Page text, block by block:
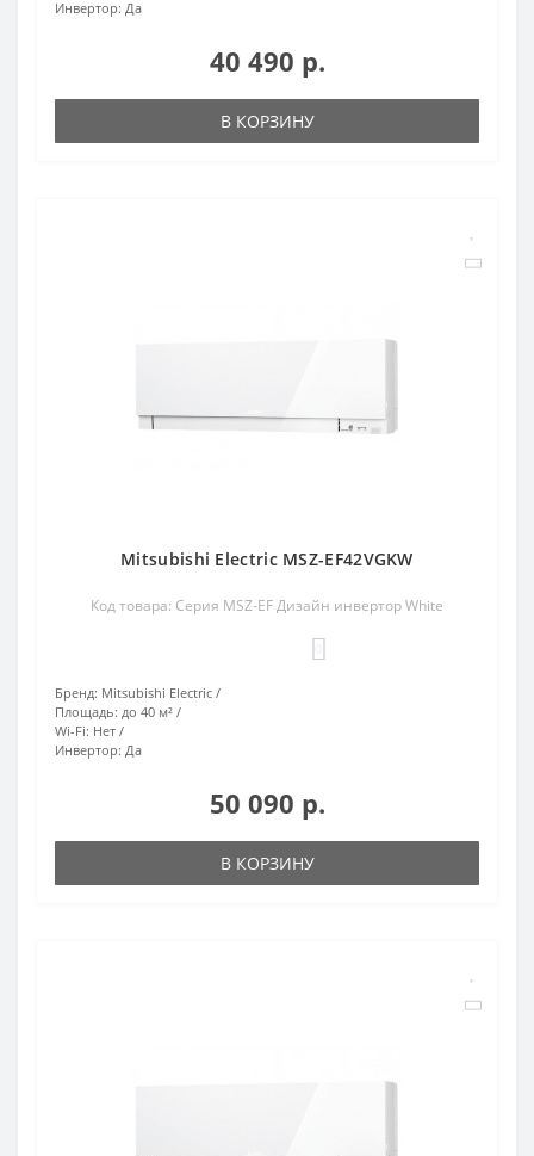
Инвертор: Да
40 490 р.
В КОРЗИНУ
Mitsubishi Electric MSZ-EF42VGKW
Код товара: Серия MSZ-EF Дизайн инвертор White
Бренд: Mitsubishi Electric
Площадь: до 40 м²
Wi-Fi: Нет
Инвертор: Да
50 090 р.
В КОРЗИНУ